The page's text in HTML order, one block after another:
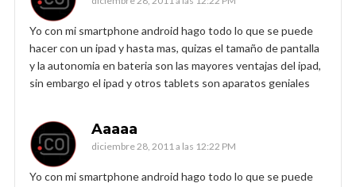
Yo con mi smartphone android hago todo lo que se puede
hacer con un ipad y hasta mas, quizas el tamaño de pantalla
y la autonomia en bateria son las mayores ventajas del ipad,
sin embargo el ipad y otros tablets son aparatos geniales
Aaaaa
diciembre 28, 2011 a las 12:22 PM
Yo con mi smartphone android hago todo lo que se puede